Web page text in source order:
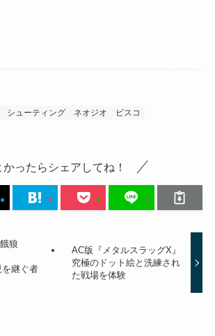
シューティング ネオジオ
ビスコ
かったらシェアしてね！
狼
継ぐ者
AC版『メタルスラッグX』
究極のドット絵と洗練され
た戦場を体験